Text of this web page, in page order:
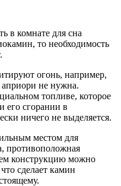
в комнате для сна
то необходимость
огонь, например,
априори не нужна.
топливе, которое
его сгорании в
ничего не выделяется.
местом для
противоположная
конструкцию можно
сделает камин